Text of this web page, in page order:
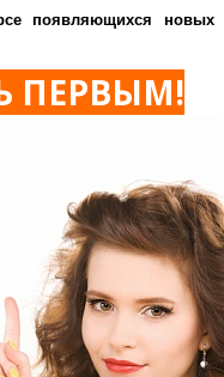
появляющихся новых
ПЕРВЫМ!